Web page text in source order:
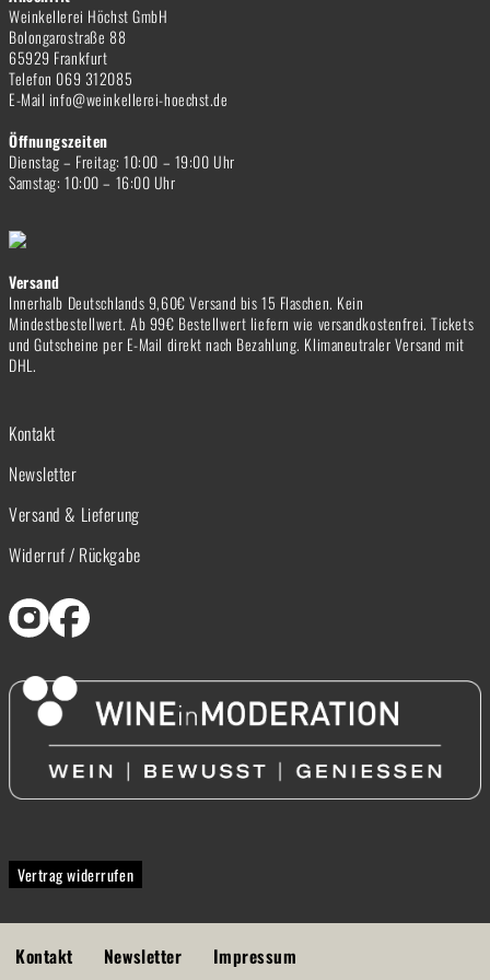
Weinkellerei Höchst GmbH
Bolongarostraße 88
65929 Frankfurt
Telefon 069 312085
E-Mail info@weinkellerei-hoechst.de
Öffnungszeiten
Dienstag – Freitag: 10:00 – 19:00 Uhr
Samstag: 10:00 – 16:00 Uhr
Versand
Innerhalb Deutschlands 9,60€ Versand bis 15 Flaschen. Kein
Mindestbestellwert. Ab 99€ Bestellwert liefern wie versandkostenfrei. Tickets
und Gutscheine per E-Mail direkt nach Bezahlung. Klimaneutraler Versand mit
DHL.
Kontakt
Newsletter
Versand & Lieferung
Widerruf / Rückgabe
Vertrag widerrufen
Kontakt Newsletter
Impressum